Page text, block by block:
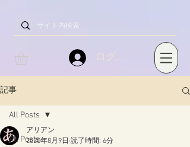
ログイン
記事
All Posts
All Posts
アリアン
2020年8月9日 読了時間: 6分